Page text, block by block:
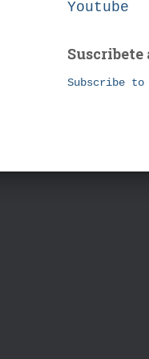
Youtube
Suscribete
Subscribe